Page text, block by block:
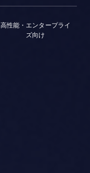
高性能・エンタープライ
ズ向け